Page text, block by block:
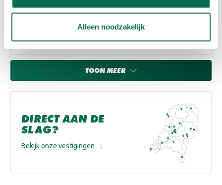
Alleen noodzakelijk
€1,40
21% korting
Adviesprijs:€1,75
TOON MEER
DIRECT AAN DE
SLAG?
Bekijk onze vestigingen